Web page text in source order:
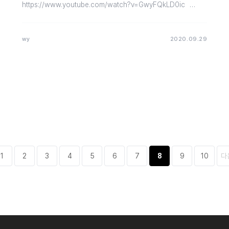
https://www.youtube.com/watch?v=GwyFQkLD0ic
wy 2020.09.29
1 2 3 4 5 6 7 8 9 10 다